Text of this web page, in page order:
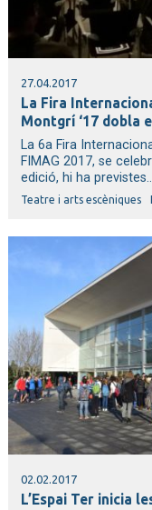
27.04.2017
La Fira
Montgrí ‘17 dobla
La 6a Fira
FIMAG 2017, se
edició, hi ha
Teatre i arts escèniques
02.02.2017
L’Espai Ter inicia